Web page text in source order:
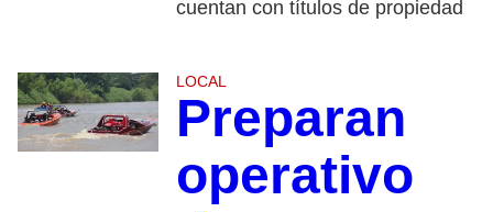
cuentan con títulos de propiedad
LOCAL
Preparan
operativo